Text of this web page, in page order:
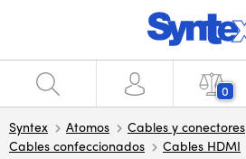
0
Syntex Atomos
Cables y conectores
Cables confeccionados
Cables HDMI